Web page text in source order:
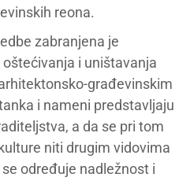
reona.
zabranjena je
i uništavanja
građevinskim
i nameni predstavljaju
a da se pri tom
niti drugim vidovima
određuje nadležnost i